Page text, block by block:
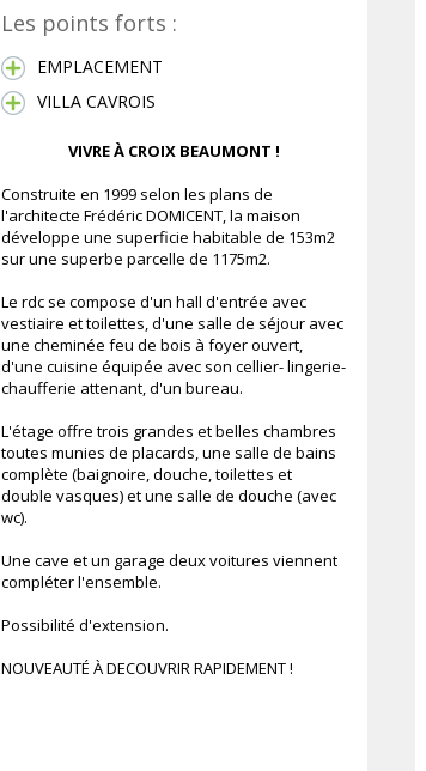
Les points forts :
EMPLACEMENT
VILLA CAVROIS
VIVRE À CROIX BEAUMONT !
Construite en 1999 selon les plans de
l'architecte Frédéric DOMICENT, la maison
développe une superficie habitable de 153m2
sur une superbe parcelle de 1175m2.
Le rdc se compose d'un hall d'entrée avec
vestiaire et toilettes, d'une salle de séjour avec
une cheminée feu de bois à foyer ouvert,
d'une cuisine équipée avec son cellier- lingerie-
chaufferie attenant, d'un bureau.
L'étage offre trois grandes et belles chambres
toutes munies de placards, une salle de bains
complète (baignoire, douche, toilettes et
double vasques) et une salle de douche (avec
wc).
Une cave et un garage deux voitures viennent
compléter l'ensemble.
Possibilité d'extension.
NOUVEAUTÉ À DECOUVRIR RAPIDEMENT !